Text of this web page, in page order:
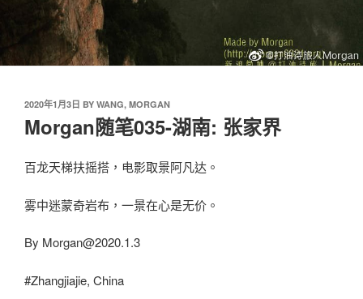
2020年1月3日 BY WANG, MORGAN
Morgan随笔035-湖南: 张家界
百龙天梯扶摇搭，电影取景阿凡达。
雾中迷蒙奇岩布，一景在心是无价。
By Morgan@2020.1.3
#Zhangjiajie, China